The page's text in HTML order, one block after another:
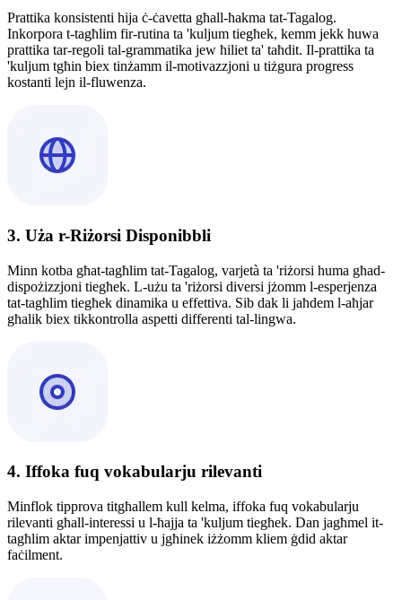
Prattika konsistenti hija ċ-ċavetta għall-ħakma tat-Tagalog.
Inkorpora t-tagħlim fir-rutina ta 'kuljum tiegħek, kemm jekk huwa
prattika tar-regoli tal-grammatika jew ħiliet ta' taħdit. Il-prattika ta
'kuljum tgħin biex tinżamm il-motivazzjoni u tiżgura progress
kostanti lejn il-fluwenza.
3. Uża r-Riżorsi Disponibbli
Minn kotba għat-tagħlim tat-Tagalog, varjetà ta 'riżorsi huma għad-
dispożizzjoni tiegħek. L-użu ta 'riżorsi diversi jżomm l-esperjenza
tat-tagħlim tiegħek dinamika u effettiva. Sib dak li jaħdem l-aħjar
għalik biex tikkontrolla aspetti differenti tal-lingwa.
4. Iffoka fuq vokabularju rilevanti
Minflok tipprova titgħallem kull kelma, iffoka fuq vokabularju
rilevanti għall-interessi u l-ħajja ta 'kuljum tiegħek. Dan jagħmel it-
tagħlim aktar impenjattiv u jgħinek iżżomm kliem ġdid aktar
faċilment.